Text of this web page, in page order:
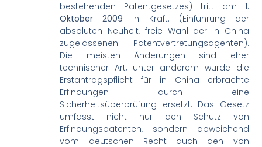
bestehenden Patentgesetzes) tritt am 1.
Oktober 2009 in Kraft. (Einführung der
absoluten Neuheit, freie Wahl der in China
zugelassenen Patentvertretungsagenten).
Die meisten Änderungen sind eher
technischer Art, unter anderem wurde die
Erstantragspflicht für in China erbrachte
Erfindungen durch eine
Sicherheitsüberprüfung ersetzt. Das Gesetz
umfasst nicht nur den Schutz von
Erfindungspatenten, sondern abweichend
vom deutschen Recht auch den von